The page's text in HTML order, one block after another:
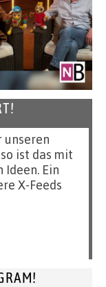
ist das mit
Ideen. Ein
X-Feeds